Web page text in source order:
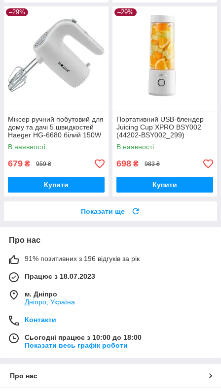
–29%
Міксер ручний побутовий для
дому та дачі 5 швидкостей
Haeger HG-6680 білий 150W
(HG-6680_248)
В наявності
679 ₴ 959 ₴
Купити
–29%
Портативний USB-блендер
Juicing Cup XPRO BSY002
(44202-BSY002_299)
В наявності
698 ₴ 983 ₴
Купити
Показати ще
Про нас
91% позитивних з 196 відгуків за рік
Працює з 18.07.2023
м. Дніпро
Дніпро, Україна
Контакти
Сьогодні працює з 10:00 до 18:00
Показати весь графік роботи
Про нас